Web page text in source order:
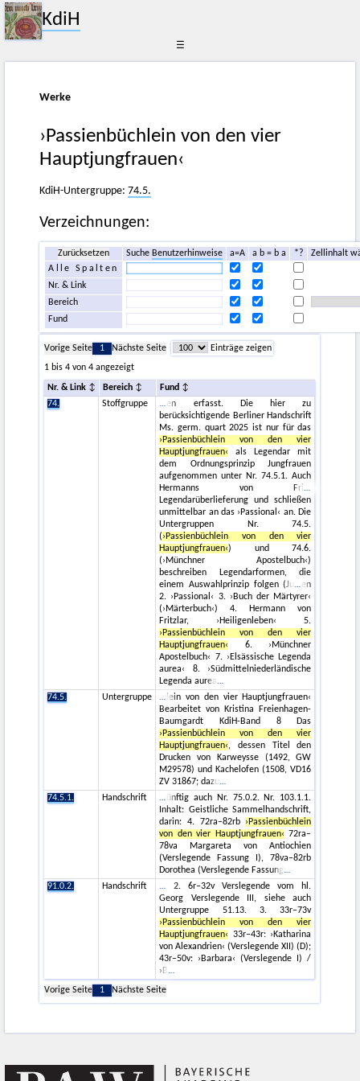
KdiH
☰
Werke
›Passienbüchlein von den vier
Hauptjungfrauen‹
KdiH-Untergruppe:74.5.
Verzeichnungen:
Zurücksetzen Suche Benutzerhinweise a=A a b = b a *?
Zellinhalt
Alle Spalten
Nr. & Link
Bereich
Fund
Vorige Seite 1 Nächste Seite
Einträge zeigen
1 bis 4 von 4 angezeigt
Nr. & Link Bereich
Fund
74.
Stoffgruppe
en erfasst. Die hier zu
berücksichtigende Berliner Handschrift
Ms. germ. quart 2025 ist nur für das
›Passienbüchlein von den vier
Hauptjungfrauen‹
als Legendar mit
dem Ordnungsprinzip Jungfrauen
aufgenommen unter Nr. 74.5.1. Auch
Hermanns von Fri
Legendarüberlieferung und schließen
unmittelbar an das ›Passional‹ an. Die
Untergruppen Nr. 74.5.
(›Passienbüchlein von den vier
Hauptjungfrauen‹) und 74.6.
(›Münchner Apostelbuch‹)
beschreiben Legendarformen, die
einem Auswahlprinzip folgen (Ju
en
2. ›Passional‹ 3. ›Buch der Märtyrer‹
(›Märterbuch‹) 4. Hermann von
Fritzlar, ›Heiligenleben‹ 5.
›Passienbüchlein von den vier
Hauptjungfrauen‹
6. ›Münchner
Apostelbuch‹ 7. ›Elsässische Legenda
aurea‹ 8. ›Südmittelniederländische
Legenda aurea
74.5.
Untergruppe
lein von den vier Hauptjungfrauen‹
Bearbeitet von Kristina Freienhagen-
Baumgardt KdiH-Band 8 Das
›Passienbüchlein von den vier
Hauptjungfrauen‹, dessen Titel den
Drucken von Karweysse (1492, GW
M29578) und Kachelofen (1508, VD16
ZV 31867; dazu
74.5.1.
Handschrift
ünftig auch Nr. 75.0.2. Nr. 103.1.1.
Inhalt: Geistliche Sammelhandschrift,
darin: 4. 72ra–82rb ›Passienbüchlein
von den vier Hauptjungfrauen‹ 72ra–
78va Margareta von Antiochien
(Verslegende Fassung I), 78va–82rb
Dorothea (Verslegende Fassung
91.0.2.
Handschrift
2. 6r–32v Verslegende vom hl.
Georg Verslegende III, siehe auch
Untergruppe 51.13. 3. 33r–73v
›Passienbüchlein von den vier
Hauptjungfrauen‹ 33r–43r: ›Katharina
von Alexandrien‹ (Verslegende XII) (D);
43r–50v: ›Barbara‹ (Verslegende I) /
›B
Vorige Seite
1 Nächste Seite